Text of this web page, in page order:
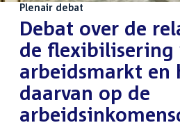
Plenair debat
:Debat over de
de flexibilisering
arbeidsmarkt en
daarvan op de